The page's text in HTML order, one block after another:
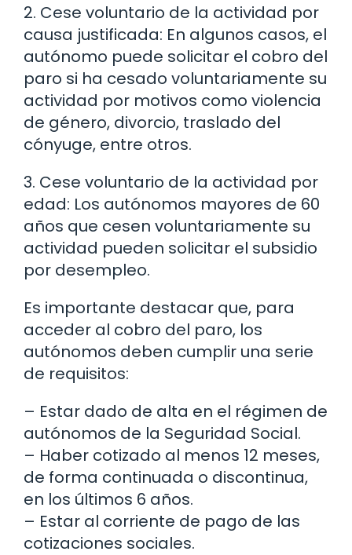
2. Cese voluntario de la actividad por
causa justificada: En algunos casos, el
autónomo puede solicitar el cobro del
paro si ha cesado voluntariamente su
actividad por motivos como violencia
de género, divorcio, traslado del
cónyuge, entre otros.
3. Cese voluntario de la actividad por
edad: Los autónomos mayores de 60
años que cesen voluntariamente su
actividad pueden solicitar el subsidio
por desempleo.
Es importante destacar que, para
acceder al cobro del paro, los
autónomos deben cumplir una serie
de requisitos:
– Estar dado de alta en el régimen de
autónomos de la Seguridad Social.
– Haber cotizado al menos 12 meses,
de forma continuada o discontinua,
en los últimos 6 años.
– Estar al corriente de pago de las
cotizaciones sociales.